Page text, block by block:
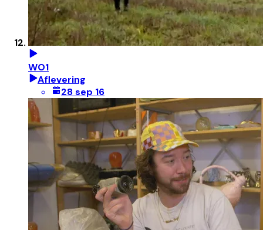
WO1
Aflevering
28 sep 16